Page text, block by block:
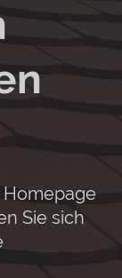
Sie sich